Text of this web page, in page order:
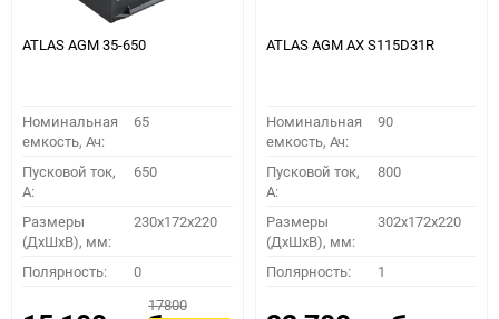
ATLAS AGM 35-650
Номинальная
емкость, Ач:
65
Пусковой ток,
A:
650
Размеры
(ДхШхВ), мм:
230x172x220
Полярность: 0
17800
ATLAS AGM AX S115D31R
Номинальная
емкость, Ач:
90
Пусковой ток,
A:
800
Размеры
(ДхШхВ), мм:
302x172x220
Полярность: 1